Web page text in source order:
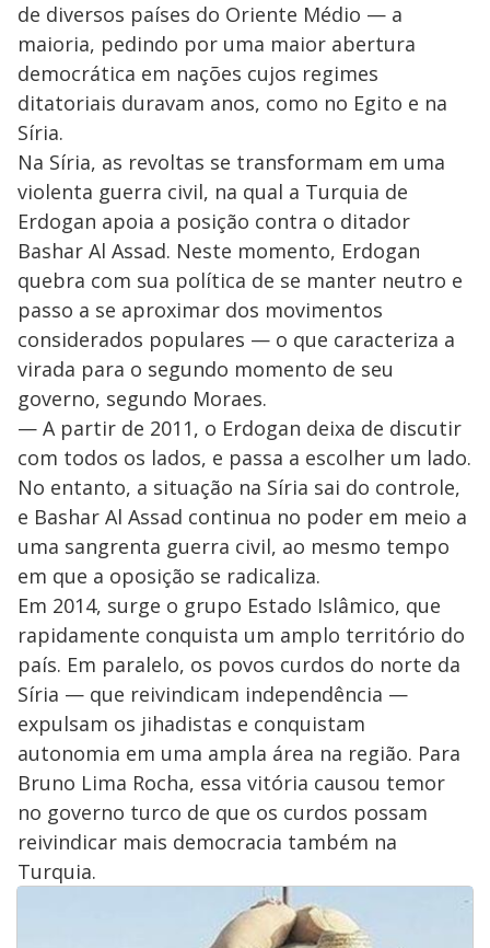
de diversos países do Oriente Médio — a
maioria, pedindo por uma maior abertura
democrática em nações cujos regimes
ditatoriais duravam anos, como no Egito e na
Síria.
Na Síria, as revoltas se transformam em uma
violenta guerra civil, na qual a Turquia de
Erdogan apoia a posição contra o ditador
Bashar Al Assad. Neste momento, Erdogan
quebra com sua política de se manter neutro e
passo a se aproximar dos movimentos
considerados populares — o que caracteriza a
virada para o segundo momento de seu
governo, segundo Moraes.
— A partir de 2011, o Erdogan deixa de discutir
com todos os lados, e passa a escolher um lado.
No entanto, a situação na Síria sai do controle,
e Bashar Al Assad continua no poder em meio a
uma sangrenta guerra civil, ao mesmo tempo
em que a oposição se radicaliza.
Em 2014, surge o grupo Estado Islâmico, que
rapidamente conquista um amplo território do
país. Em paralelo, os povos curdos do norte da
Síria — que reivindicam independência —
expulsam os jihadistas e conquistam
autonomia em uma ampla área na região. Para
Bruno Lima Rocha, essa vitória causou temor
no governo turco de que os curdos possam
reivindicar mais democracia também na
Turquia.